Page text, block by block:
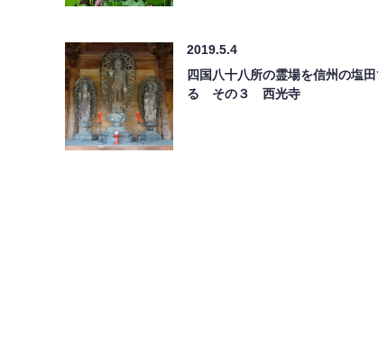
2019.5.4
四国八十八所の霊場を信州の塩
る その３ 西光寺